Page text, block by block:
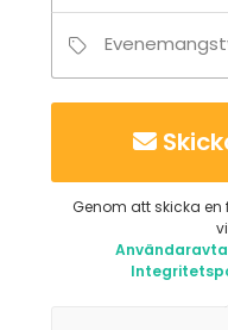
Genom att skicka